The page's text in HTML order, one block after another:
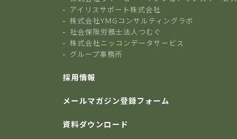
アイリスサポート株式会社
株式会社YMGコンサルティングラボ
社会保険労務士法人つむぐ
株式会社ニッコンデータサービス
グループ事務所
採用情報
メールマガジン登録フォーム
資料ダウンロード